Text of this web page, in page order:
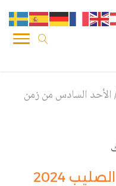
الأحد السادس من زمن
2024